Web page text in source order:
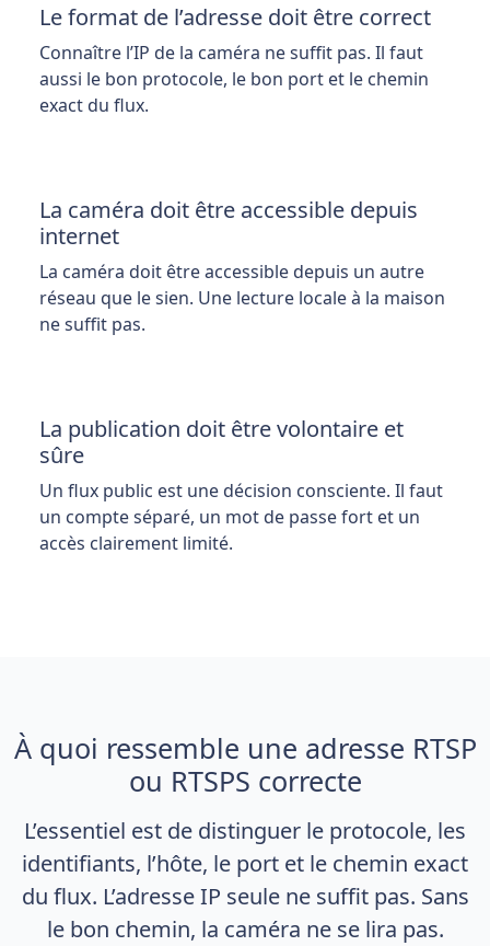
Le format de l’adresse doit être correct
Connaître l’IP de la caméra ne suffit pas. Il faut
aussi le bon protocole, le bon port et le chemin
exact du flux.
La caméra doit être accessible depuis
internet
La caméra doit être accessible depuis un autre
réseau que le sien. Une lecture locale à la maison
ne suffit pas.
La publication doit être volontaire et
sûre
Un flux public est une décision consciente. Il faut
un compte séparé, un mot de passe fort et un
accès clairement limité.
À quoi ressemble une adresse RTSP
ou RTSPS correcte
L’essentiel est de distinguer le protocole, les
identifiants, l’hôte, le port et le chemin exact
du flux. L’adresse IP seule ne suffit pas. Sans
le bon chemin, la caméra ne se lira pas.